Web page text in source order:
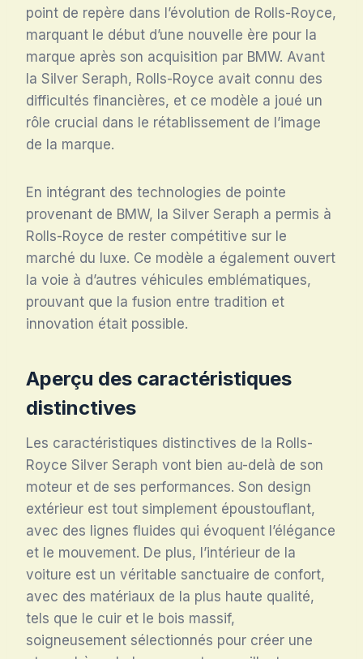
point de repère dans l’évolution de Rolls-Royce,
marquant le début d’une nouvelle ère pour la
marque après son acquisition par BMW. Avant
la Silver Seraph, Rolls-Royce avait connu des
difficultés financières, et ce modèle a joué un
rôle crucial dans le rétablissement de l’image
de la marque.
En intégrant des technologies de pointe
provenant de BMW, la Silver Seraph a permis à
Rolls-Royce de rester compétitive sur le
marché du luxe. Ce modèle a également ouvert
la voie à d’autres véhicules emblématiques,
prouvant que la fusion entre tradition et
innovation était possible.
Aperçu des caractéristiques
distinctives
Les caractéristiques distinctives de la Rolls-
Royce Silver Seraph vont bien au-delà de son
moteur et de ses performances. Son design
extérieur est tout simplement époustouflant,
avec des lignes fluides qui évoquent l’élégance
et le mouvement. De plus, l’intérieur de la
voiture est un véritable sanctuaire de confort,
avec des matériaux de la plus haute qualité,
tels que le cuir et le bois massif,
soigneusement sélectionnés pour créer une